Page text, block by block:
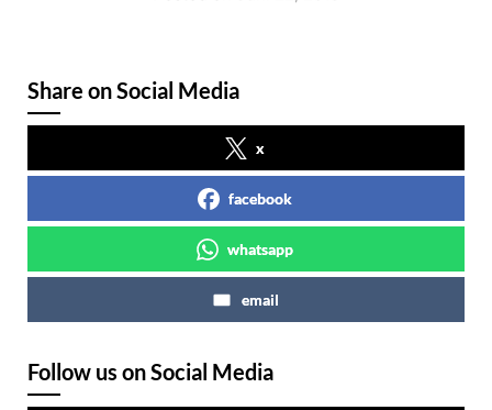
Share on Social Media
x
facebook
whatsapp
email
Follow us on Social Media